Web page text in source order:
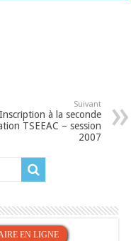
Suivant
Inscription à la seconde
TSEEAC – session
2007
EN LIGNE